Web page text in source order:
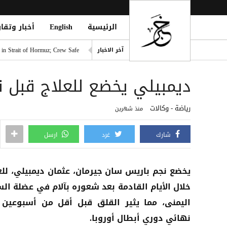
الرئيسية English أخبار
آخر الاخبار
Strait of Hormuz; Crew Safe
خطة حوثية تحت يافطة الدمج
الأطراف الإقليمية الأربعة
ديمبيلي يخضع للعلاج قبل
رياضة - وكالات منذ شهرين
شارك غرد ارسل
يخضع نجم باريس سان جيرمان، عثمان ديمبيلي،
خلال الأيام القادمة بعد شعوره بآلام في عضلة
اليمنى، مما يثير القلق قبل أقل من
نهائي دوري أبطال أوروبا.